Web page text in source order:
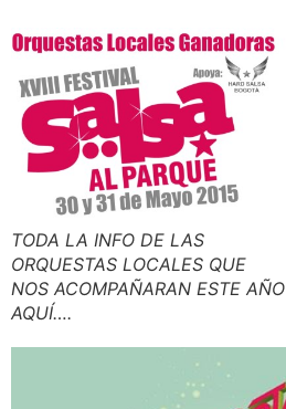
TODA LA INFO DE LAS
ORQUESTAS LOCALES QUE
NOS ACOMPAÑARAN ESTE AÑO
AQUÍ….